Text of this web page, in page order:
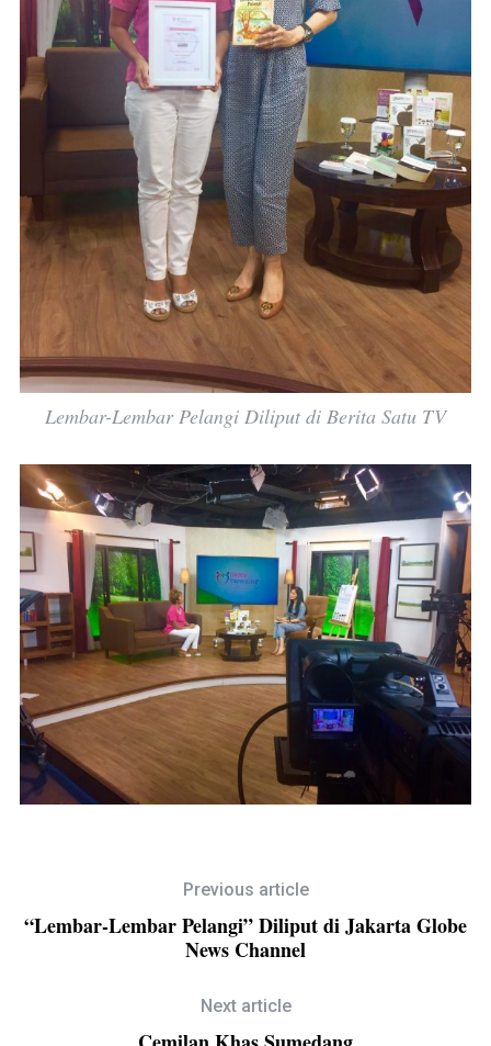
Lembar-Lembar Pelangi Diliput di Berita Satu TV
Previous article
“Lembar-Lembar Pelangi” Diliput di Jakarta Globe
News Channel
Next article